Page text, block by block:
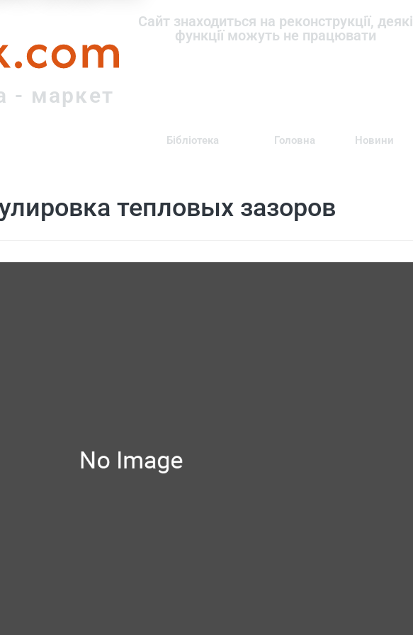
- маркет
Сайт знаходиться на реконструкції, деякі
функції можуть не працювати
Бібліотека Головна Новини
тепловых зазоров